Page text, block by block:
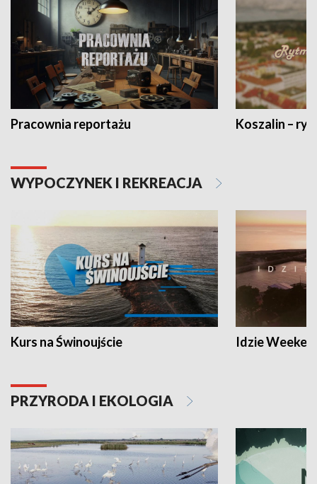
Pracownia reportażu Koszalin –
WYPOCZYNEK I REKREACJA
Kurs na Świnoujście Idzie
PRZYRODA I EKOLOGIA